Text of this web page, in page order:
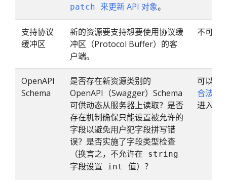
patch
来更新 API 对象。
支持协议
缓冲区
新的资源要支持想要使用协议缓
冲区（Protocol Buffer）的客
户端。
不可以
OpenAPI
Schema
是否存在新资源类别的
OpenAPI（Swagger）Schema
可供动态从服务器上读取？是否
存在机制确保只能设置被允许的
字段以避免用户犯字段拼写错
误？是否实施了字段类型检查
（换言之，不允许在
string
字段设置 int 值）？
可以，
合法性
进入正